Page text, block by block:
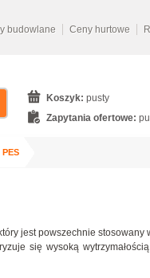
budowlane Ceny hurtowe
Koszyk: pusty
Zapytania ofertowe:
jest powszechnie
się wysoką